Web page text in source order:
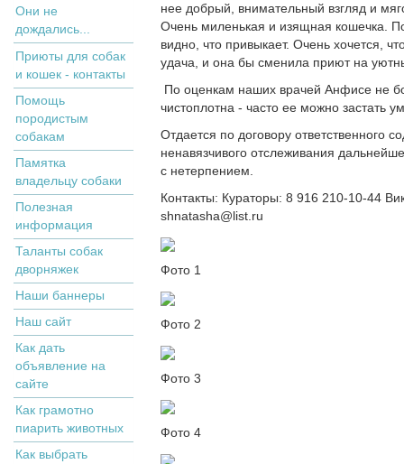
Они не
дождались...
Приюты для собак
и кошек - контакты
Помощь
породистым
собакам
Памятка
владельцу собаки
Полезная
информация
Таланты собак
дворняжек
Наши баннеры
Наш сайт
Как дать
объявление на
сайте
Как грамотно
пиарить животных
Как выбрать
нее добрый, внимательный взгляд и
Очень миленькая и изящная кошечка.
видно, что привыкает. Очень хочется,
удача, и она бы сменила приют на
По оценкам наших врачей Анфисе не
чистоплотна - часто ее можно
Отдается по договору ответственного
ненавязчивого отслеживания
с нетерпением.
Контакты: Кураторы: 8 916 210-10-44
shnatasha@list.ru
Фото 1
Фото 2
Фото 3
Фото 4